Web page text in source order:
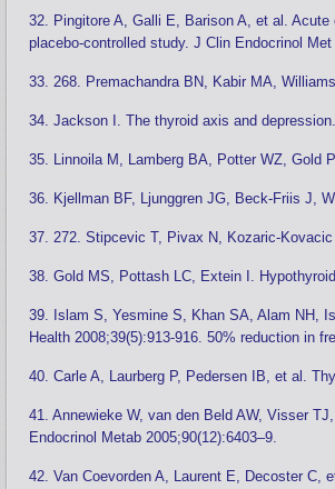
32. Pingitore A, Galli E, Barison A, et al.
placebo-controlled study. J Clin Endocrinol Met
33. 268. Premachandra BN, Kabir MA,
34. Jackson I. The thyroid axis and
35. Linnoila M, Lamberg BA, Potter WZ, Gold
36. Kjellman BF, Ljunggren JG, Beck-Friis J,
37. 272. Stipcevic T, Pivax N, Kozaric-
38. Gold MS, Pottash LC, Extein I.
39. Islam S, Yesmine S, Khan SA, Alam NH,
Health 2008;39(5):913-916. 50% reduction in
40. Carle A, Laurberg P, Pedersen IB, et al.
41. Annewieke W, van den Beld AW, Visser
Endocrinol Metab 2005;90(12):6403–9.
42. Van Coevorden A, Laurent E, Decoster C,